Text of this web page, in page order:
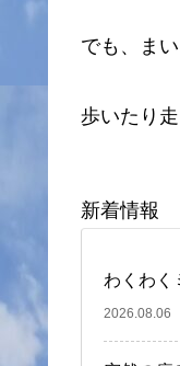
でも、まい
歩いたり
新着情報
わくわく
2026.08.06